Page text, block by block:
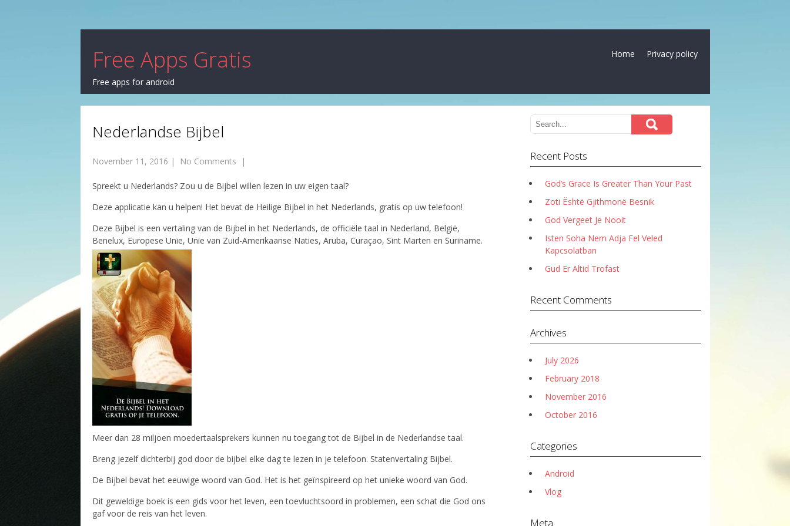
Free Apps Gratis
Free apps for android
Home Privacy policy
Nederlandse Bijbel
November 11, 2016 | No Comments |
Spreekt u Nederlands? Zou u de Bijbel willen lezen in uw eigen taal?
Deze applicatie kan u helpen! Het bevat de Heilige Bijbel in het Nederlands, gratis op uw telefoon!
Deze Bijbel is een vertaling van de Bijbel in het Nederlands, de officiële taal in Nederland, België,
Benelux, Europese Unie, Unie van Zuid-Amerikaanse Naties, Aruba, Curaçao, Sint Marten en Suriname.
Meer dan 28 miljoen moedertaalsprekers kunnen nu toegang tot de Bijbel in de Nederlandse taal.
Breng jezelf dichterbij god door de bijbel elke dag te lezen in je telefoon. Statenvertaling Bijbel.
De Bijbel bevat het eeuwige woord van God. Het is het geïnspireerd op het unieke woord van God.
Dit geweldige boek is een gids voor het leven, een toevluchtsoord in problemen, een schat die God ons
gaf voor de reis van het leven.
Recent Posts
God’s Grace Is Greater Than Your Past
Zoti Është Gjithmonë Besnik
God Vergeet Je Nooit
Isten Soha Nem Adja Fel Veled
Kapcsolatban
Gud Er Altid Trofast
Recent Comments
Archives
July 2026
February 2018
November 2016
October 2016
Categories
Android
Vlog
Meta